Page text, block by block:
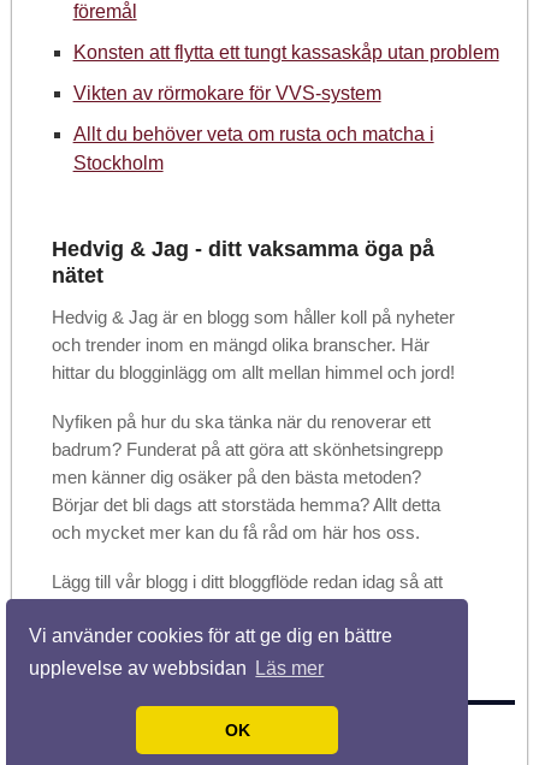
Vi använder cookies för att ge dig en bättre
upplevelse av webbsidan
Läs mer
OK
föremål
Konsten att flytta ett tungt kassaskåp utan problem
Vikten av rörmokare för VVS-system
Allt du behöver veta om rusta och matcha i
Stockholm
Hedvig & Jag - ditt vaksamma öga på
nätet
Hedvig & Jag är en blogg som håller koll på nyheter
och trender inom en mängd olika branscher. Här
hittar du blogginlägg om allt mellan himmel och jord!
Nyfiken på hur du ska tänka när du renoverar ett
badrum? Funderat på att göra att skönhetsingrepp
men känner dig osäker på den bästa metoden?
Börjar det bli dags att storstäda hemma? Allt detta
och mycket mer kan du få råd om här hos oss.
Lägg till vår blogg i ditt bloggflöde redan idag så att
gärna artiklarna med vänner och bekanta när du
hittar något som du tycker är användbart!
© 2026 Hedvigochjag.se. Alla rättigheter förbehållna.